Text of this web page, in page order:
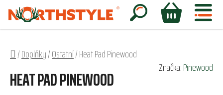
Přejít
obsah
Hledat
NÁKUPNÍ
Domů
/Doplňky/Ostatní/Heat Pad Pinewood
HEAT PAD PINEWOOD Značka:Pinewood